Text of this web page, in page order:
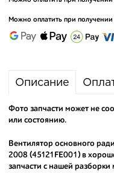
Можно оплатить при
Описание
Фото запчасти может не
или состоянию.
Вентилятор основного
2008 (45121FE001) в
запчасти с нашей